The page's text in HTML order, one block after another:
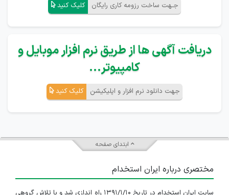
جـهت ساخت رزومه کاری رایگان کلیک کنید
دریافت آگهی ها از طریق نرم افزار موبایل و
کامپیوتر...
جهت دانلود نرم افزار و اپلیکیشن کلیک کنید
ابتدای صفحه
مختصری درباره ایران استخدام
سایت ایران استخدام در تاریخ ۱۳۹۱/۱/۱۰ راه اندازی شد و با تلاش گروهی